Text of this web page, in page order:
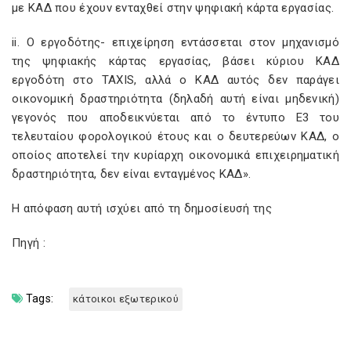
με ΚΑΔ που έχουν ενταχθεί στην ψηφιακή κάρτα εργασίας.
ii. Ο εργοδότης- επιχείρηση εντάσσεται στον μηχανισμό
της ψηφιακής κάρτας εργασίας, βάσει κύριου ΚΑΔ
εργοδότη στο TAXIS, αλλά ο ΚΑΔ αυτός δεν παράγει
οικονομική δραστηριότητα (δηλαδή αυτή είναι μηδενική)
γεγονός που αποδεικνύεται από το έντυπο Ε3 του
τελευταίου φορολογικού έτους και ο δευτερεύων ΚΑΔ, ο
οποίος αποτελεί την κυρίαρχη οικονομικά επιχειρηματική
δραστηριότητα, δεν είναι ενταγμένος ΚΑΔ».
Η απόφαση αυτή ισχύει από τη δημοσίευσή της
Πηγή :
Tags: κάτοικοι εξωτερικού